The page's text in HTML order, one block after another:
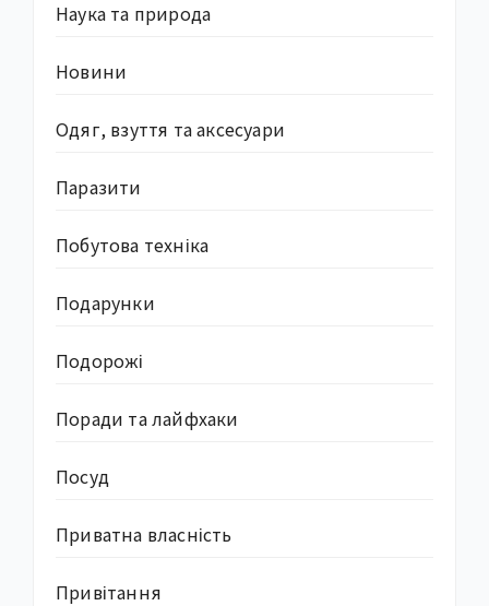
Наука та природа
Новини
Одяг, взуття та аксесуари
Паразити
Побутова техніка
Подарунки
Подорожі
Поради та лайфхаки
Посуд
Приватна власність
Привітання